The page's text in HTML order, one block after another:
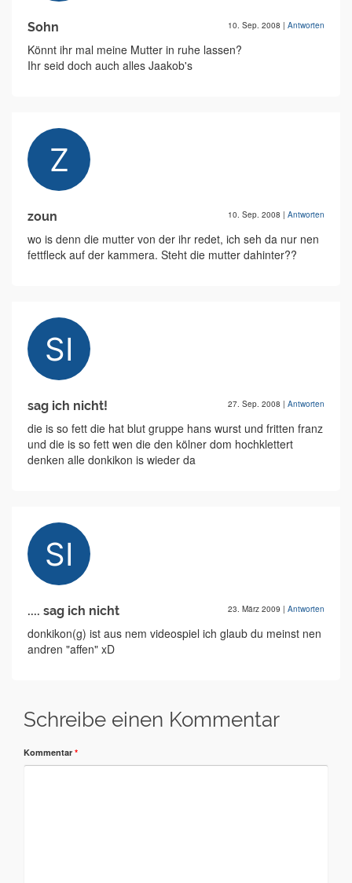
Sohn 10. Sep. 2008 | Antworten
Könnt ihr mal meine Mutter in ruhe lassen?
Ihr seid doch auch alles Jaakob's
zoun 10. Sep. 2008 | Antworten
wo is denn die mutter von der ihr redet, ich seh da nur nen
fettfleck auf der kammera. Steht die mutter dahinter??
sag ich nicht! 27. Sep. 2008 | Antworten
die is so fett die hat blut gruppe hans wurst und fritten franz
und die is so fett wen die den kölner dom hochklettert
denken alle donkikon is wieder da
.... sag ich nicht 23. März 2009 | Antworten
donkikon(g) ist aus nem videospiel ich glaub du meinst nen
andren "affen" xD
Schreibe einen Kommentar
Kommentar *